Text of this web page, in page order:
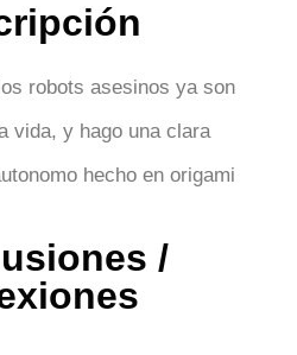
robots asesinos ya son
vida, y hago una clara
hecho en origami
/